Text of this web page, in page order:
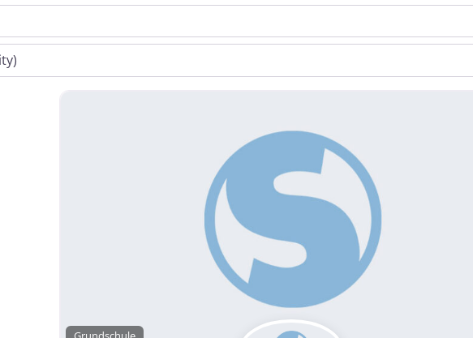
Grundschule mit Förderschulklassen
Gymnasium mit Hauptschul- und Realschulzweig
Gymnasium mit Realschulzweig
Hauptschule mit Förderschulklassen